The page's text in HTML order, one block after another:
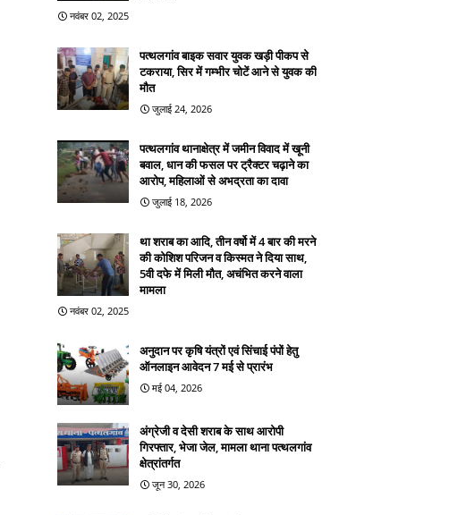
नवंबर 02, 2025
पत्थलगांव बाइक सवार युवक खड़ी पीकप से
टकराया, सिर में गम्भीर चोटें आने से युवक की
मौत
जुलाई 24, 2026
पत्थलगांव थानाक्षेत्र में जमीन विवाद में खूनी
बवाल, धान की फसल पर ट्रैक्टर चढ़ाने का
आरोप, महिलाओं से अभद्रता का दावा
जुलाई 18, 2026
था शराब का आदि, तीन वर्षो में 4 बार की मरने
की कोशिश परिजन व किस्मत ने दिया साथ,
5वी दफे में मिली मौत, अचंभित करने वाला
मामला
नवंबर 02, 2025
अनुदान पर कृषि यंत्रों एवं सिंचाई पंपों हेतु
ऑनलाइन आवेदन 7 मई से प्रारंभ
मई 04, 2026
अंग्रेजी व देसी शराब के साथ आरोपी
गिरफ्तार, भेजा जेल, मामला थाना पत्थलगांव
क्षेत्रांतर्गत
जून 30, 2026